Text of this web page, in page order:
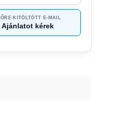
KITÖLTÖTT E-MAIL
Ajánlatot kérek